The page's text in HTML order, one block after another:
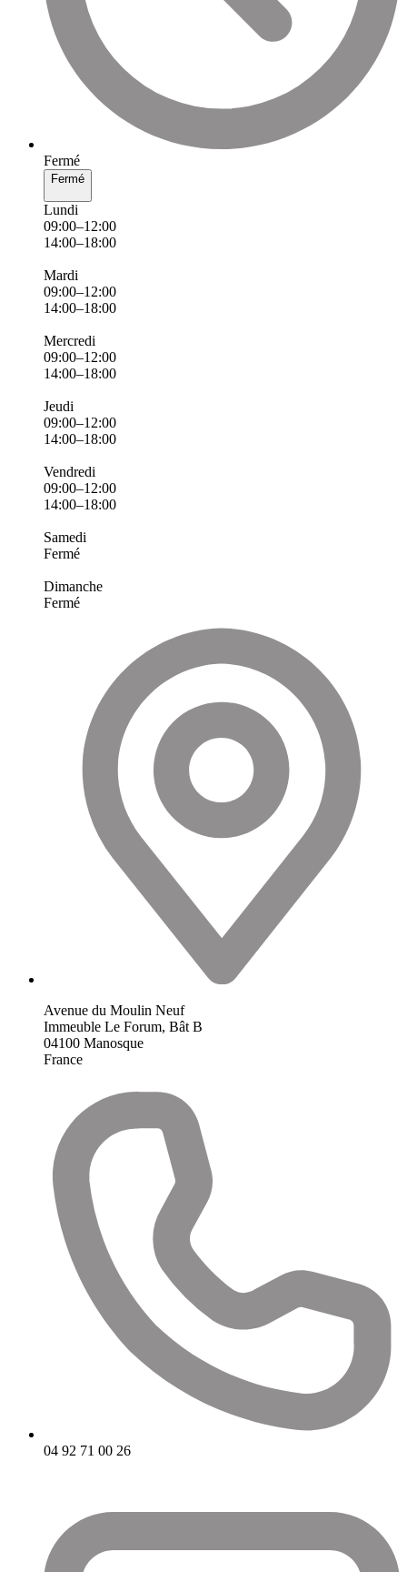
Fermé
Fermé
Lundi
09:00–12:00
14:00–18:00
Mardi
09:00–12:00
14:00–18:00
Mercredi
09:00–12:00
14:00–18:00
Jeudi
09:00–12:00
14:00–18:00
Vendredi
09:00–12:00
14:00–18:00
Samedi
Fermé
Dimanche
Fermé
Avenue du Moulin Neuf
Immeuble Le Forum, Bât B
04100 Manosque
France
04 92 71 00 26